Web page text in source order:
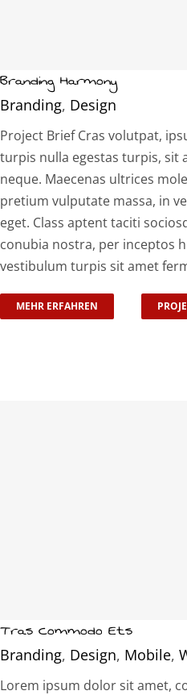
Branding Harmony
Branding, Design
Project Brief Cras volutpat,
turpis nulla egestas turpis, sit
neque. Maecenas ultrices
pretium vulputate massa, in
eget. Class aptent taciti
conubia nostra, per inceptos
vestibulum turpis sit amet
MEHR ERFAHREN
Tras Commodo Ets
Branding, Design, Mobile,
Lorem ipsum dolor sit amet,